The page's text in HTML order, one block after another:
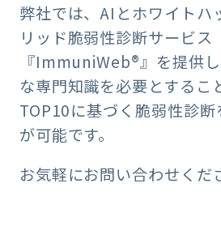
弊社では、AIとホワイトハ
リッド脆弱性診断サービス
『ImmuniWeb®︎』を提供
な専門知識を必要とするこ
TOP10に基づく脆弱性診
が可能です。
お気軽にお問い合わせくだ